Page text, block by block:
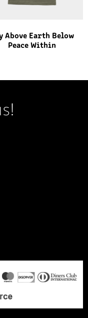
Above Earth Below
Peace Within